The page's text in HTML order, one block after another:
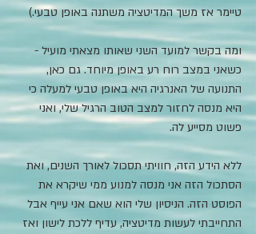
טיימר אז משך המדיטציה משתנה באופן טבעי.)
ומה בקשר למועד השני שאותו מצאתי מועיל -
כשאני במצב רוח רע באופן מיוחד. גם כאן,
התנועה של האנרגיה היא באופן טבעי למעלה כי
היא מנסה לחזור למצב הטוב הרגיל שלי, ואני
פשוט מסייע לה.
ללא הידע הזה, חוויתי תסכול לאורך השנים, ואת
הסתכול הזה אני מנסה למנוע ממי שיקרא את
הפוסט הזה. הניסיון שלי הוא שאם אני עייף אבל
התחייבתי לעשות מדיטציה, עדיף ללכת לישון ואז